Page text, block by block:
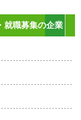
就職募集の企業